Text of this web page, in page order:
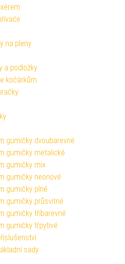
na pleny
a podložky
kočárkům
gumičky dvoubarevné
gumičky metalické
gumičky mix
gumičky neonové
gumičky plné
gumičky průsvitné
gumičky tříbarevné
gumičky třpytivé
sady